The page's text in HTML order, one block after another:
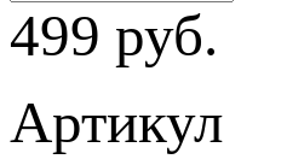
499 руб.
Артикул